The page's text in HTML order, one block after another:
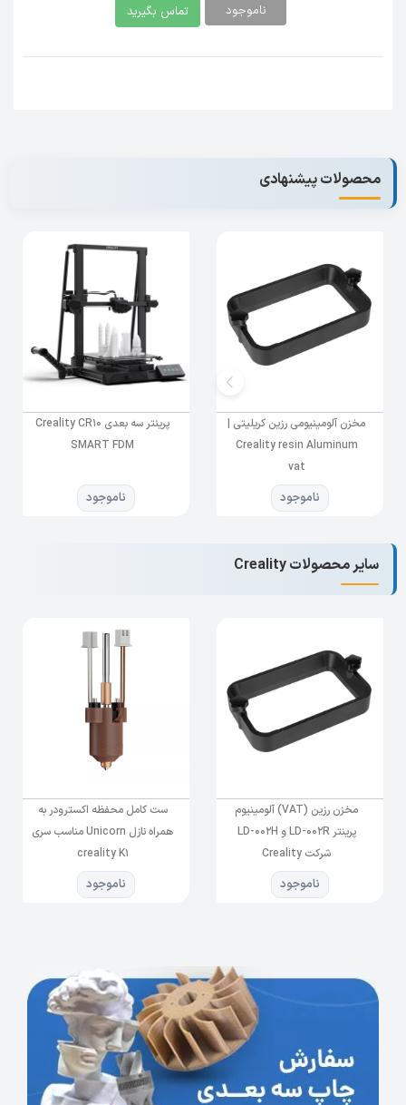
ناموجود تماس بگیرید
محصولات پیشنهادی
مخزن آلومینیومی رزین کریلیتی |
Creality resin Aluminum
vat
ناموجود
پرینتر سه بعدی Creality CR10
SMART FDM
ناموجود
سایر محصولات Creality
مخزن رزین (VAT) آلومینیوم
پرینتر LD-002R و LD-002H
شرکت Creality
ناموجود
ست کامل محفظه اکسترودر به
همراه نازل Unicorn مناسب سری
creality K1
ناموجود